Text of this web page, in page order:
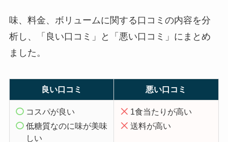
味、料金、ボリュームに関する口コミの内容を分
析し、「良い口コミ」と「悪い口コミ」にまとめ
ました。
良い口コミ 悪い口コミ
コスパが良い
低糖質なのに味が美味
しい
1食当たりが高い
送料が高い